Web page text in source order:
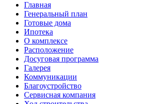
Главная
Генеральный план
Готовые дома
Ипотека
О комплексе
Расположение
Досуговая программа
Галерея
Коммуникации
Благоустройство
Сервисная компания